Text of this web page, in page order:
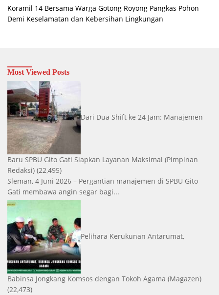
Koramil 14 Bersama Warga Gotong Royong Pangkas Pohon
Demi Keselamatan dan Kebersihan Lingkungan
Most Viewed Posts
Dari Dua Shift ke 24 Jam: Manajemen
Baru SPBU Gito Gati Siapkan Layanan Maksimal (Pimpinan
Redaksi) (22,495)
Sleman, 4 Juni 2026 – Pergantian manajemen di SPBU Gito
Gati membawa angin segar bagi...
Pelihara Kerukunan Antarumat,
Babinsa Jongkang Komsos dengan Tokoh Agama (Magazen)
(22,473)